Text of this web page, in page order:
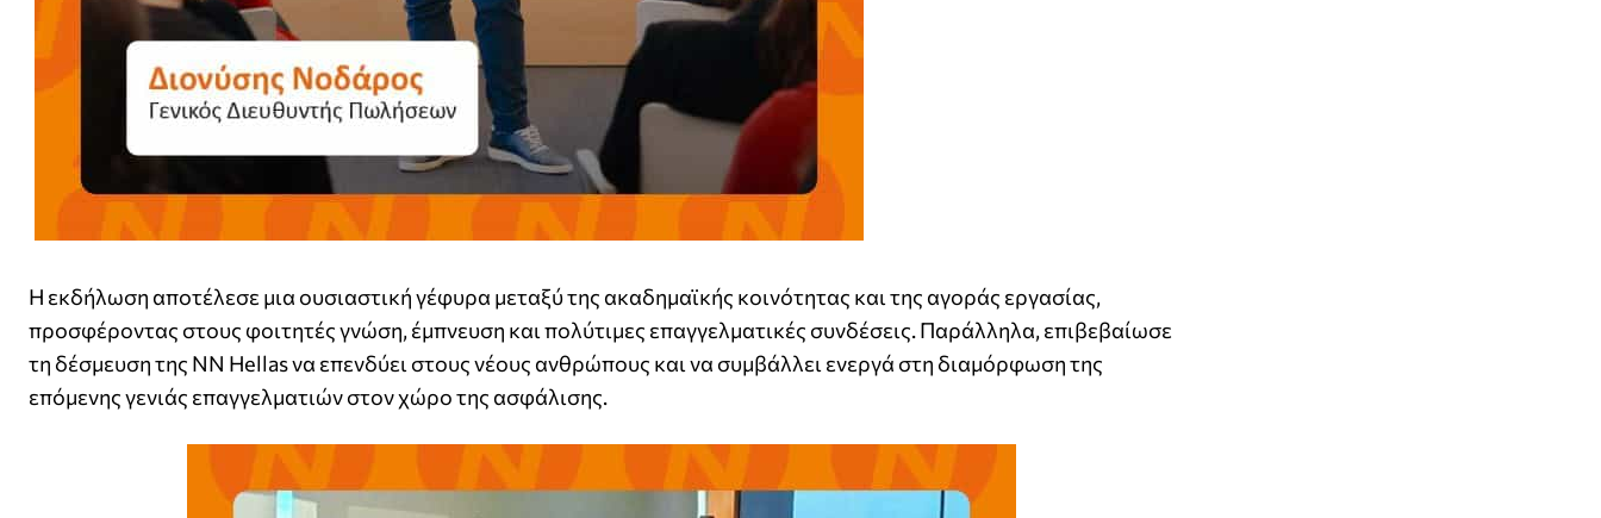
Η εκδήλωση αποτέλεσε μια ουσιαστική γέφυρα μεταξύ της ακαδημαϊκής κοινότητας και της αγοράς εργασίας,
προσφέροντας στους φοιτητές γνώση, έμπνευση και πολύτιμες επαγγελματικές συνδέσεις. Παράλληλα, επιβεβαίωσε
τη δέσμευση της NN Hellas να επενδύει στους νέους ανθρώπους και να συμβάλλει ενεργά στη διαμόρφωση της
επόμενης γενιάς επαγγελματιών στον χώρο της ασφάλισης.